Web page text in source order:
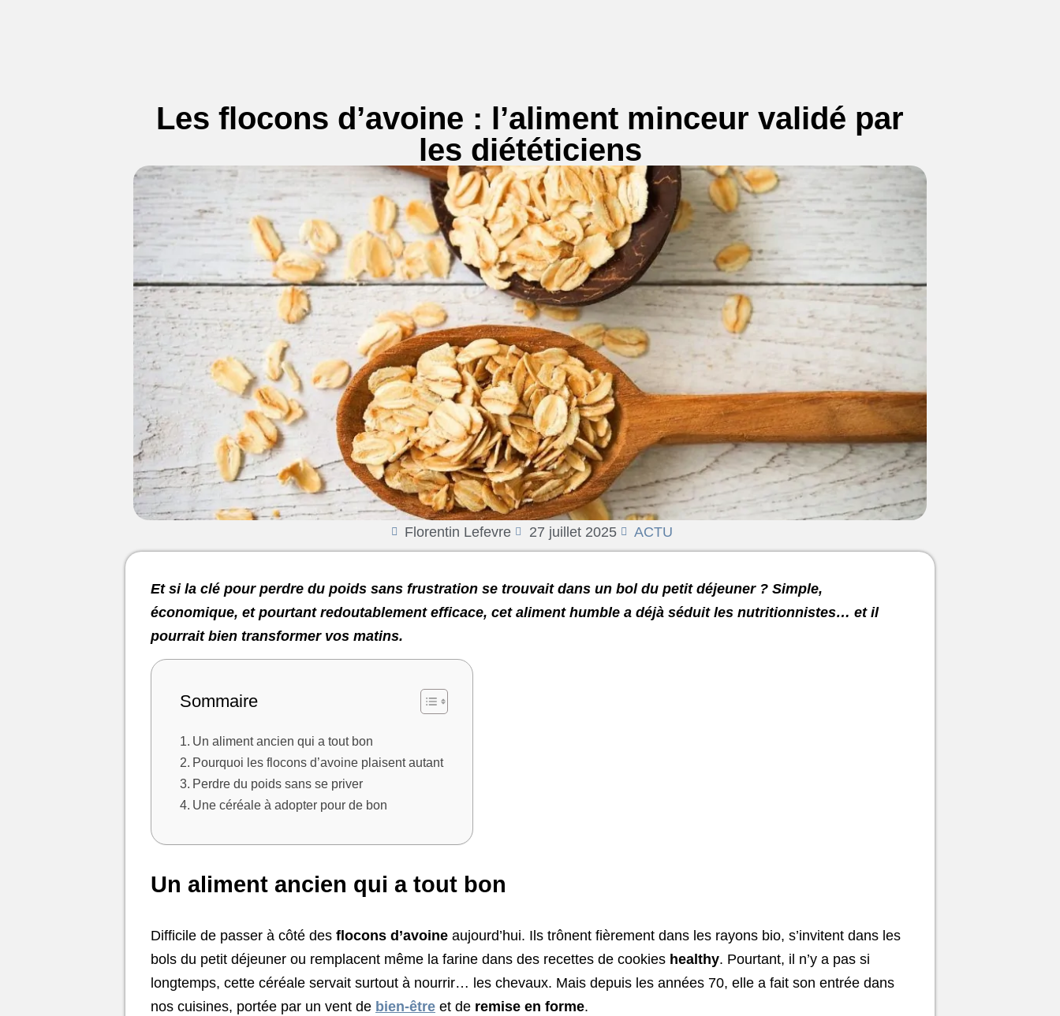
Les flocons d’avoine : l’aliment minceur validé par
les diététiciens
Florentin Lefevre 27 juillet 2025 ACTU
Et si la clé pour perdre du poids sans frustration se trouvait dans un bol du petit déjeuner ? Simple,
économique, et pourtant redoutablement efficace, cet aliment humble a déjà séduit les nutritionnistes… et il
pourrait bien transformer vos matins.
Sommaire
Un aliment ancien qui a tout bon
Pourquoi les flocons d’avoine plaisent autant
Perdre du poids sans se priver
Une céréale à adopter pour de bon
Un aliment ancien qui a tout bon
Difficile de passer à côté des flocons d’avoine aujourd’hui. Ils trônent fièrement dans les rayons bio, s’invitent dans les
bols du petit déjeuner ou remplacent même la farine dans des recettes de cookies healthy. Pourtant, il n’y a pas si
longtemps, cette céréale servait surtout à nourrir… les chevaux. Mais depuis les années 70, elle a fait son entrée dans
nos cuisines, portée par un vent de bien-être et de remise en forme.